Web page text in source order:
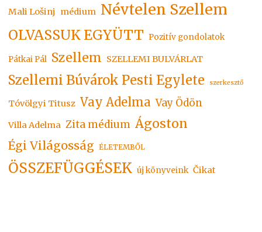
Mali Lošinj médium Névtelen Szellem
OLVASSUK EGYÜTT Pozitív gondolatok
Pátkai Pál Szellem SZELLEMI BULVÁRLAT
Szellemi Búvárok Pesti Egylete szerkesztő
Tóvölgyi Titusz Vay Adelma Vay Ödön
Villa Adelma Zita médium Ágoston
Égi Világosság ÉLETEMBŐL
ÖSSZEFÜGGÉSEK új könyveink Čikat